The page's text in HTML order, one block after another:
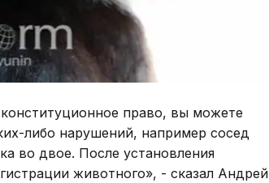
право, вы можете
либо нарушений, например сосед
во двое. После установления
животного», - сказал Андрей